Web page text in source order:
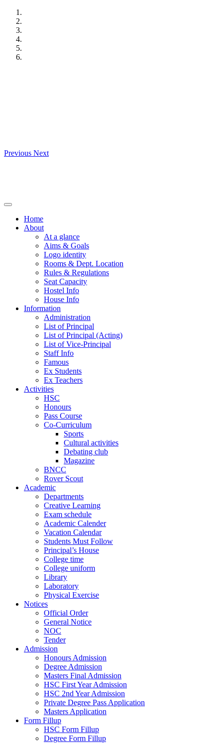
Skip
content
Previous Next
Home
About
At a glance
Aims & Goals
Logo identity
Rooms & Dept. Location
Rules & Regulations
Seat Capacity
Hostel Info
House Info
Information
Administration
List of Principal
List of Principal (Acting)
List of Vice-Principal
Staff Info
Famous
Ex Students
Ex Teachers
Activities
HSC
Honours
Pass Course
Co-Curriculum
Sports
Cultural activities
Debating club
Magazine
BNCC
Rover Scout
Academic
Departments
Creative Learning
Exam schedule
Academic Calender
Vacation Calendar
Students Must Follow
Principal’s House
College time
College uniform
Library
Laboratory
Physical Exercise
Notices
Official Order
General Notice
NOC
Tender
Admission
Honours Admission
Degree Admission
Masters Final Admission
HSC First Year Admission
HSC 2nd Year Admission
Private Degree Pass Application
Masters Application
Form Fillup
HSC Form Fillup
Degree Form Fillup